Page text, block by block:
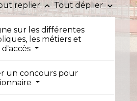
replierkeyboard_arrow_up Tout déplierkeyboard_arrow_down
sur les différentes
les métiers et
d'accès
un concours pour